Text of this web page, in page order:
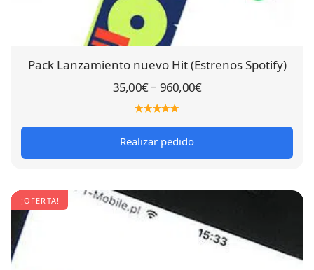
Pack Lanzamiento nuevo Hit (Estrenos Spotify)
35,00€– 960,00€
Realizar pedido
¡OFERTA!